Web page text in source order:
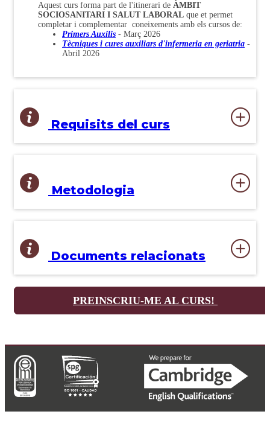
Aquest curs forma part de l'itinerari de ÀMBIT
SOCIOSANITARI I SALUT LABORAL que et permet
completar i complementar coneixements amb els cursos de:
Primers Auxilis - Març 2026
Tècniques i cures auxiliars d'infermeria en geriatria -
Abril 2026
Requisits del curs
Metodologia
Documents relacionats
PREINSCRIU-ME AL CURS!